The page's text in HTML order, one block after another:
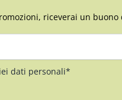
riceverai un
dati personali*